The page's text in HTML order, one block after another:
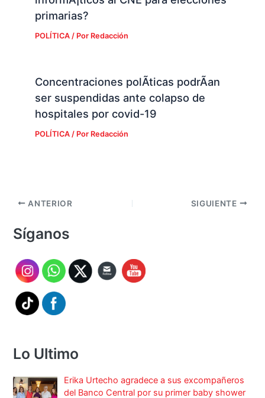
primarias?
POLÍTICA/ Por Redacción
Concentraciones polÃ­ticas podrÃ­an
ser suspendidas ante colapso de
hospitales por covid-19
POLÍTICA/ Por Redacción
ANTERIOR SIGUIENTE
Síganos
Lo Ultimo
Erika Urtecho agradece a sus excompañeros
del Banco Central por su primer baby shower